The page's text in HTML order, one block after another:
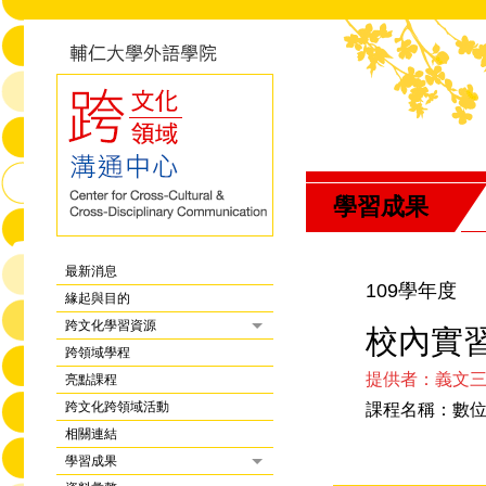
最新消息
緣起與目的
跨文化學習資源
跨領域學程
亮點課程
跨文化跨領域活動
相關連結
學習成果
學習成果
109學年度
校內實
提供者：義文
課程名稱：數